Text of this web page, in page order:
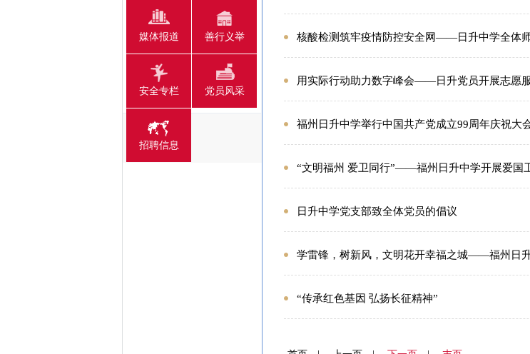
媒体报道 善行义举
安全专栏 党员风采
招聘信息
核酸检测筑牢疫情防控安全网——日升中学全体
用实际行动助力数字峰会——日升党员开展志愿
福州日升中学举行中国共产党成立99周年庆祝大
“文明福州 爱卫同行”——福州日升中学开展爱国
日升中学党支部致全体党员的倡议
学雷锋，树新风，文明花开幸福之城——福州日
“传承红色基因 弘扬长征精神”